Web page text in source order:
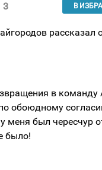
3 В
рассказал
в команду
обоюдному
меня был чересчур
было!